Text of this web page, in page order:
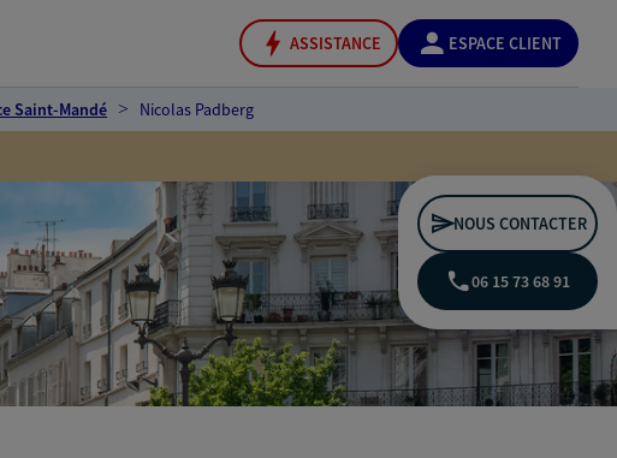
ASSISTANCE ESPACE CLIENT
Saint-Mandé Nicolas Padberg
NOUS CONTACTER
06 15 73 68 91